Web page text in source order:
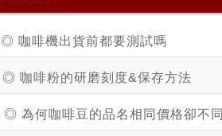
◎ 咖啡機出貨前都要測試嗎
◎ 咖啡粉的研磨刻度&保存方法
◎ 為何咖啡豆的品名相同價格卻不同